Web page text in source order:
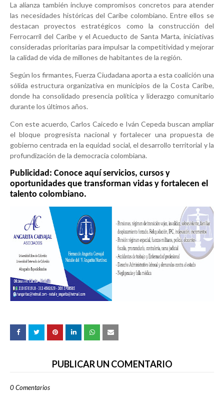
La alianza también incluye compromisos concretos para atender
las necesidades históricas del Caribe colombiano. Entre ellos se
destacan proyectos estratégicos como la construcción del
Ferrocarril del Caribe y el Acueducto de Santa Marta, iniciativas
consideradas prioritarias para impulsar la competitividad y mejorar
la calidad de vida de millones de habitantes de la región.
Según los firmantes, Fuerza Ciudadana aporta a esta coalición una
sólida estructura organizativa en municipios de la Costa Caribe,
donde ha consolidado presencia política y liderazgo comunitario
durante los últimos años.
Con este acuerdo, Carlos Caicedo e Iván Cepeda buscan ampliar
el bloque progresista nacional y fortalecer una propuesta de
gobierno centrada en la equidad social, el desarrollo territorial y la
profundización de la democracia colombiana.
Publicidad: Conoce aquí servicios, cursos y
oportunidades que transforman vidas y fortalecen el
talento colombiano.
PUBLICAR UN COMENTARIO
0 Comentarios